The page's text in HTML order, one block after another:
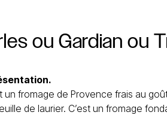
ou Gardian ou
un fromage de Provence frais au
de laurier. C’est un fromage